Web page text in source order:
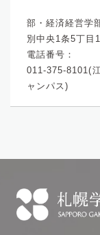
【新札
部・経済経営学
別中央1条5丁目
電話番号：
011-375-8101(
ャンパス)